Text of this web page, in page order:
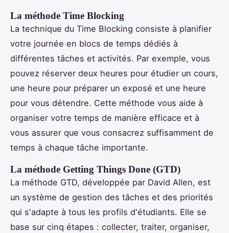
La méthode Time Blocking
La technique du Time Blocking consiste à planifier
votre journée en blocs de temps dédiés à
différentes tâches et activités. Par exemple, vous
pouvez réserver deux heures pour étudier un cours,
une heure pour préparer un exposé et une heure
pour vous détendre. Cette méthode vous aide à
organiser votre temps de manière efficace et à
vous assurer que vous consacrez suffisamment de
temps à chaque tâche importante.
La méthode Getting Things Done (GTD)
La méthode GTD, développée par David Allen, est
un système de gestion des tâches et des priorités
qui s'adapte à tous les profils d'étudiants. Elle se
base sur cinq étapes : collecter, traiter, organiser,